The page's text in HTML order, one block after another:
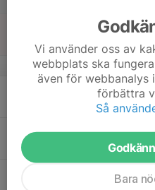
Tis
Vi använder oss av
webbplats ska
även för webbanalys
förbättra
Så
Bara